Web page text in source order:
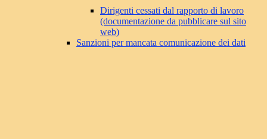
Dirigenti cessati dal rapporto di lavoro
(documentazione da pubblicare sul sito
web)
Sanzioni per mancata comunicazione dei dati